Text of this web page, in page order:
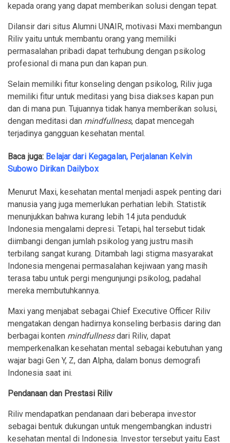
kepada orang yang dapat memberikan solusi dengan tepat.
Dilansir dari situs Alumni UNAIR, motivasi Maxi membangun
Riliv yaitu untuk membantu orang yang memiliki
permasalahan pribadi dapat terhubung dengan psikolog
profesional di mana pun dan kapan pun.
Selain memiliki fitur konseling dengan psikolog, Riliv juga
memiliki fitur untuk meditasi yang bisa diakses kapan pun
dan di mana pun. Tujuannya tidak hanya memberikan solusi,
dengan meditasi dan mindfullness, dapat mencegah
terjadinya gangguan kesehatan mental.
Baca juga: Belajar dari Kegagalan, Perjalanan Kelvin
Subowo Dirikan Dailybox
Menurut Maxi, kesehatan mental menjadi aspek penting dari
manusia yang juga memerlukan perhatian lebih. Statistik
menunjukkan bahwa kurang lebih 14 juta penduduk
Indonesia mengalami depresi. Tetapi, hal tersebut tidak
diimbangi dengan jumlah psikolog yang justru masih
terbilang sangat kurang. Ditambah lagi stigma masyarakat
Indonesia mengenai permasalahan kejiwaan yang masih
terasa tabu untuk pergi mengunjungi psikolog, padahal
mereka membutuhkannya.
Maxi yang menjabat sebagai Chief Executive Officer Riliv
mengatakan dengan hadirnya konseling berbasis daring dan
berbagai konten mindfullnessdari Riliv, dapat
memperkenalkan kesehatan mental sebagai kebutuhan yang
wajar bagi Gen Y, Z, dan Alpha, dalam bonus demografi
Indonesia saat ini.
Pendanaan dan Prestasi Riliv
Riliv mendapatkan pendanaan dari beberapa investor
sebagai bentuk dukungan untuk mengembangkan industri
kesehatan mental di Indonesia. Investor tersebut yaitu East